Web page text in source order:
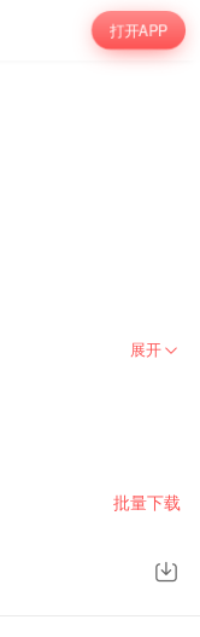
打开APP
展开
批量下载